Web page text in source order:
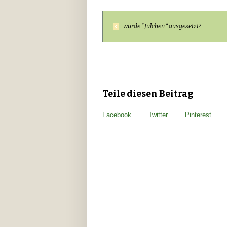
wurde “ Julchen “ ausgesetzt?
Teile diesen Beitrag
Facebook Twitter Pinterest